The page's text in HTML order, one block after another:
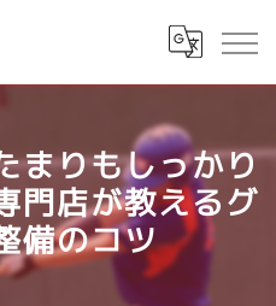
まりもしっかり
門店が教えるグ
備のコツ